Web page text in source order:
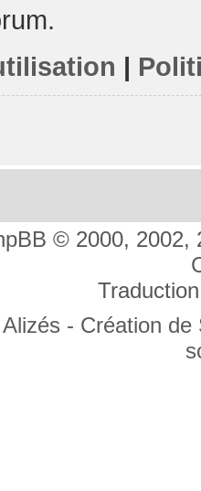
|
© 2000, 2002,
Alizés - Création